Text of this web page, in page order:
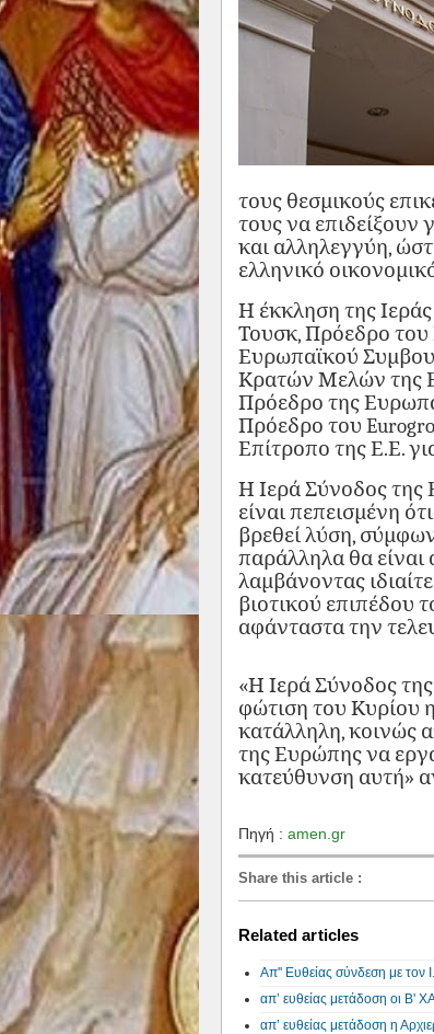
τους θεσμικούς
τους να
και αλληλεγγύη,
ελληνικό
Η έκκληση της
Τουσκ, Πρόεδρο του
Ευρωπαϊκού
Κρατών Μελών της
Πρόεδρο της
Πρόεδρο του
Επίτροπο της Ε.Ε.
Η Ιερά Σύνοδος της
είναι πεπεισμένη
βρεθεί λύση,
παράλληλα θα είναι
λαμβάνοντας
βιοτικού επιπέδου
αφάνταστα την
«Η Ιερά Σύνοδος
φώτιση του Κυρίου
κατάλληλη, κοινώς
της Ευρώπης να
κατεύθυνση αυτή»
Πηγή : amen.gr
Share this article :
Related articles
Απ'' Ευθείας σύνδεση με τον
απ’ ευθείας μετάδοση οι Β'
απ’ ευθείας μετάδοση η